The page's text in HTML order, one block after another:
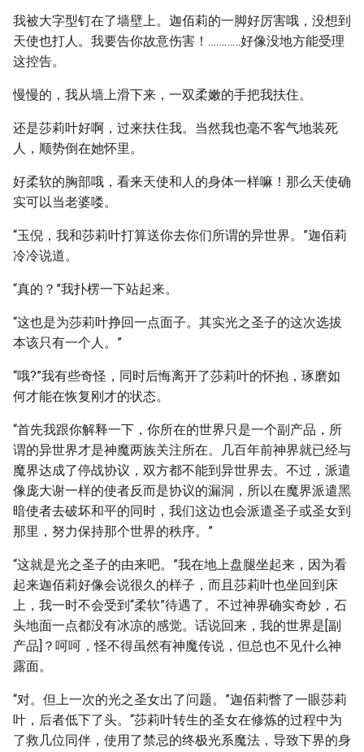
我被大字型钉在了墙壁上。迦佰莉的一脚好厉害哦，没想到
天使也打人。我要告你故意伤害！…………好像没地方能受理
这控告。
慢慢的，我从墙上滑下来，一双柔嫩的手把我扶住。
还是莎莉叶好啊，过来扶住我。当然我也毫不客气地装死
人，顺势倒在她怀里。
好柔软的胸部哦，看来天使和人的身体一样嘛！那么天使确
实可以当老婆喽。
“玉倪，我和莎莉叶打算送你去你们所谓的异世界。”迦佰莉
冷冷说道。
“真的？”我扑楞一下站起来。
“这也是为莎莉叶挣回一点面子。其实光之圣子的这次选拔
本该只有一个人。”
“哦?”我有些奇怪，同时后悔离开了莎莉叶的怀抱，琢磨如
何才能在恢复刚才的状态。
“首先我跟你解释一下，你所在的世界只是一个副产品，所
谓的异世界才是神魔两族关注所在。几百年前神界就已经与
魔界达成了停战协议，双方都不能到异世界去。不过，派遣
像庞大谢一样的使者反而是协议的漏洞，所以在魔界派遣黑
暗使者去破坏和平的同时，我们这边也会派遣圣子或圣女到
那里，努力保持那个世界的秩序。”
“这就是光之圣子的由来吧。”我在地上盘腿坐起来，因为看
起来迦佰莉好像会说很久的样子，而且莎莉叶也坐回到床
上，我一时不会受到“柔软”待遇了。不过神界确实奇妙，石
头地面一点都没有冰凉的感觉。话说回来，我的世界是[副
产品]？呵呵，怪不得虽然有神魔传说，但总也不见什么神
露面。
“对。但上一次的光之圣女出了问题。”迦佰莉瞥了一眼莎莉
叶，后者低下了头。“莎莉叶转生的圣女在修炼的过程中为
了救几位同伴，使用了禁忌的终极光系魔法，导致下界的身